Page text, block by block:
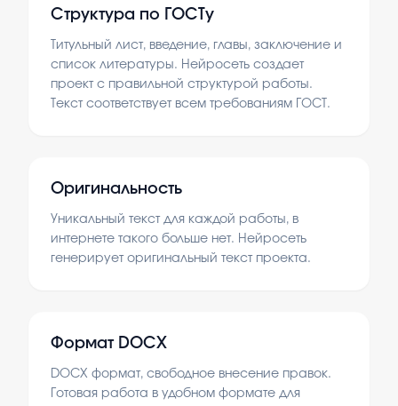
Структура по ГОСТу
Титульный лист, введение, главы, заключение и
список литературы. Нейросеть создает
проект с правильной структурой работы.
Текст соответствует всем требованиям ГОСТ.
Оригинальность
Уникальный текст для каждой работы, в
интернете такого больше нет. Нейросеть
генерирует оригинальный текст проекта.
Формат DOCX
DOCX формат, свободное внесение правок.
Готовая работа в удобном формате для